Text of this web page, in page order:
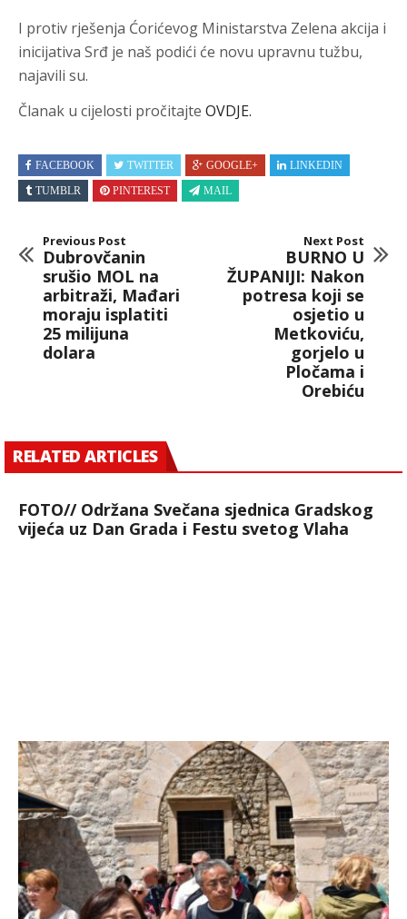
I protiv rješenja Ćorićevog Ministarstva Zelena akcija i
inicijativa Srđ je naš podići će novu upravnu tužbu,
najavili su.
Članak u cijelosti pročitajte OVDJE.
FACEBOOK TWITTER GOOGLE+
LINKEDIN
TUMBLR
PINTEREST MAIL
Previous Post
Dubrovčanin
srušio MOL na
arbitraži, Mađari
moraju isplatiti
25 milijuna
dolara
Next Post
BURNO U
ŽUPANIJI: Nakon
potresa koji se
osjetio u
Metkoviću,
gorjelo u
Pločama i
Orebiću
RELATED ARTICLES
FOTO// Održana Svečana sjednica Gradskog
vijeća uz Dan Grada i Festu svetog Vlaha